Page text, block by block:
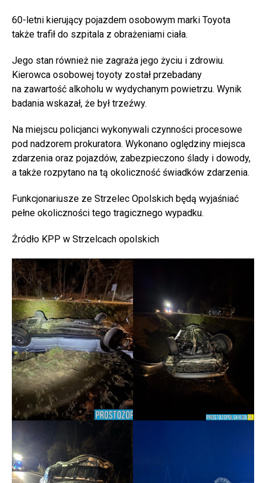
60-letni kierujący pojazdem osobowym marki Toyota
także trafił do szpitala z obrażeniami ciała.
Jego stan również nie zagraża jego życiu i zdrowiu.
Kierowca osobowej toyoty został przebadany
na zawartość alkoholu w wydychanym powietrzu. Wynik
badania wskazał, że był trzeźwy.
Na miejscu policjanci wykonywali czynności procesowe
pod nadzorem prokuratora. Wykonano oględziny miejsca
zdarzenia oraz pojazdów, zabezpieczono ślady i dowody,
a także rozpytano na tą okoliczność świadków zdarzenia.
Funkcjonariusze ze Strzelec Opolskich będą wyjaśniać
pełne okoliczności tego tragicznego wypadku.
Źródło KPP w Strzelcach opolskich